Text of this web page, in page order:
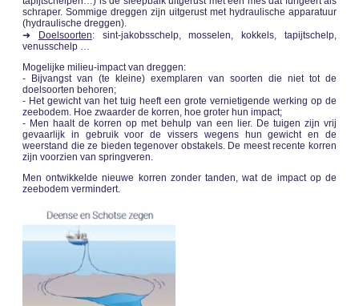
schraper. Sommige dreggen zijn uitgerust met hydraulische apparatuur
(hydraulische dreggen).
➜ Doelsoorten: sint-jakobsschelp, mosselen, kokkels, tapijtschelp,
venusschelp …
Mogelijke milieu-impact van dreggen:
- Bijvangst van (te kleine) exemplaren van soorten die niet tot de
doelsoorten behoren;
- Het gewicht van het tuig heeft een grote vernietigende werking op de
zeebodem. Hoe zwaarder de korren, hoe groter hun impact;
- Men haalt de korren op met behulp van een lier. De tuigen zijn vrij
gevaarlijk in gebruik voor de vissers wegens hun gewicht en de
weerstand die ze bieden tegenover obstakels. De meest recente korren
zijn voorzien van springveren.
Men ontwikkelde nieuwe korren zonder tanden, wat de impact op de
zeebodem vermindert.